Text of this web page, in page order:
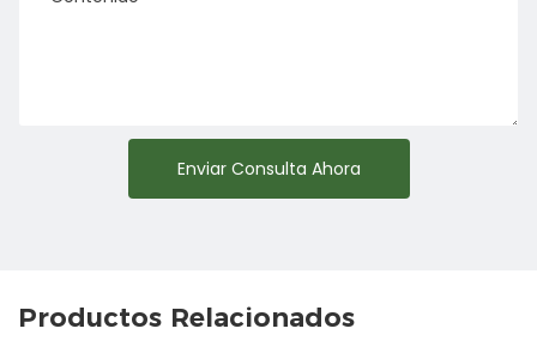
Enviar Consulta Ahora
Productos Relacionados